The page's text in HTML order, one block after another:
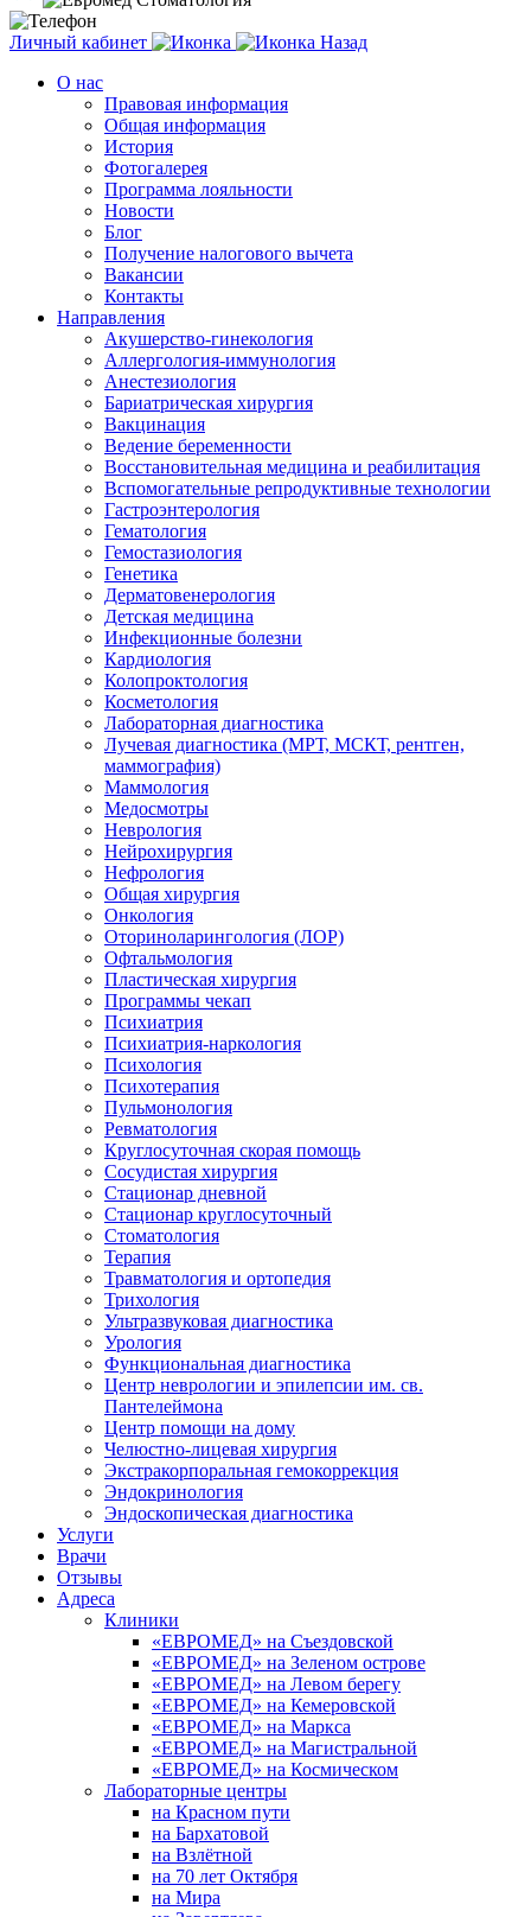
Личный кабинет
Назад
О нас
Правовая информация
Общая информация
История
Фотогалерея
Программа лояльности
Новости
Блог
Получение налогового вычета
Вакансии
Контакты
Направления
Акушерство-гинекология
Аллергология-иммунология
Анестезиология
Бариатрическая хирургия
Вакцинация
Ведение беременности
Восстановительная медицина и реабилитация
Вспомогательные репродуктивные технологии
Гастроэнтерология
Гематология
Гемостазиология
Генетика
Дерматовенерология
Детская медицина
Инфекционные болезни
Кардиология
Колопроктология
Косметология
Лабораторная диагностика
Лучевая диагностика (МРТ, МСКТ, рентген,
маммография)
Маммология
Медосмотры
Неврология
Нейрохирургия
Нефрология
Общая хирургия
Онкология
Оториноларингология (ЛОР)
Офтальмология
Пластическая хирургия
Программы чекап
Психиатрия
Психиатрия-наркология
Психология
Психотерапия
Пульмонология
Ревматология
Круглосуточная скорая помощь
Сосудистая хирургия
Стационар дневной
Стационар круглосуточный
Стоматология
Терапия
Травматология и ортопедия
Трихология
Ультразвуковая диагностика
Урология
Функциональная диагностика
Центр неврологии и эпилепсии им. св.
Пантелеймона
Центр помощи на дому
Челюстно-лицевая хирургия
Экстракорпоральная гемокоррекция
Эндокринология
Эндоскопическая диагностика
Услуги
Врачи
Отзывы
Адреса
Клиники
«ЕВРОМЕД» на Съездовской
«ЕВРОМЕД» на Зеленом острове
«ЕВРОМЕД» на Левом берегу
«ЕВРОМЕД» на Кемеровской
«ЕВРОМЕД» на Маркса
«ЕВРОМЕД» на Магистральной
«ЕВРОМЕД» на Космическом
Лабораторные центры
на Красном пути
на Бархатовой
на Взлётной
на 70 лет Октября
на Мира